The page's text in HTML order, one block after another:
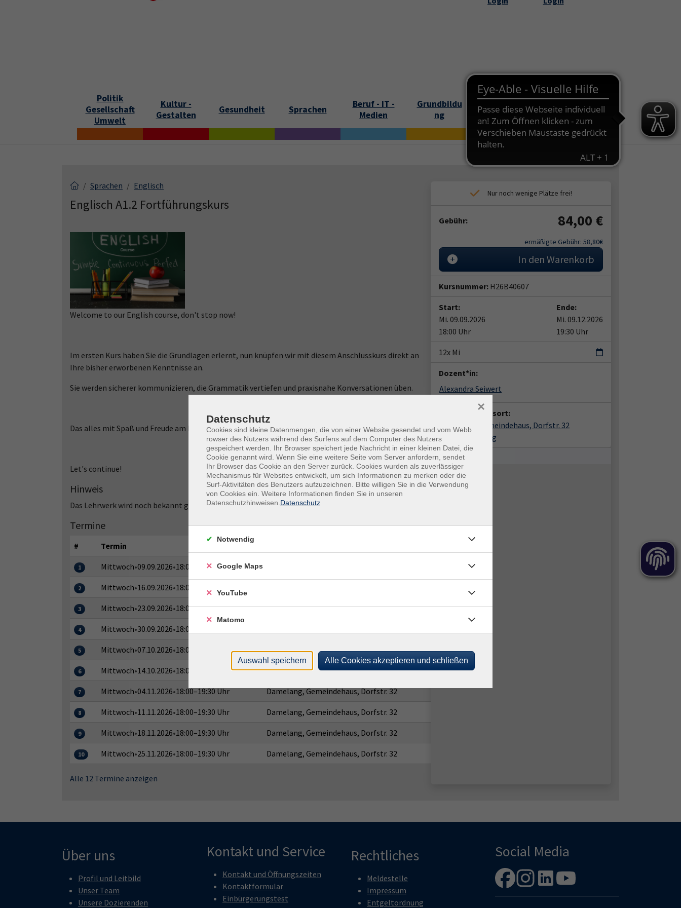
Politik
Gesellschaft
Umwelt
Kultur -
Gestalten
Gesundheit Sprachen
Beruf - IT -
Medien
Grundbildu
ng
Online
Bildungszei
t
Sprachen Englisch
Englisch A1.2 Fortführungskurs
Welcome to our English course, don't stop now!
Im ersten Kurs haben Sie die Grundlagen erlernt, nun knüpfen wir mit diesem Anschlusskurs direkt an
Ihre bisher erworbenen Kenntnisse an.
Sie werden sicherer kommunizieren, die Grammatik vertiefen und praxisnahe Konversationen üben.
Das alles mit Spaß und Freude am Erlernen der Fremdsprache.
Let's continue!
Hinweis
Das Lehrwerk wird noch bekannt gegeben.
Termine
# Termin
1 Mittwoch•09.09.2026•18:00–19:30 Uhr
2 Mittwoch•16.09.2026•18:00–19:30 Uhr
3 Mittwoch•23.09.2026•18:00–19:30 Uhr Damelang, Gemeindehaus, Dorfstr. 32
4 Mittwoch•30.09.2026•18:00–19:30 Uhr
5 Mittwoch•07.10.2026•18:00–19:30 Uhr Damelang, Gemeindehaus, Dorfstr. 32
6 Mittwoch•14.10.2026•18:00–19:30 Uhr Damelang, Gemeindehaus, Dorfstr. 32
7 Mittwoch•04.11.2026•18:00–19:30 Uhr Damelang, Gemeindehaus, Dorfstr. 32
8 Mittwoch•11.11.2026•18:00–19:30 Uhr Damelang, Gemeindehaus, Dorfstr. 32
9 Mittwoch•18.11.2026•18:00–19:30 Uhr Damelang, Gemeindehaus, Dorfstr. 32
10 Mittwoch•25.11.2026•18:00–19:30 Uhr Damelang, Gemeindehaus, Dorfstr. 32
Alle 12 Termine anzeigen
Gebühr: 84,00 €
ermäßigte Gebühr: 58,80€
In den Warenkorb
Kursnummer: H26B40607
Start:
Mi. 09.09.2026
18:00 Uhr
Ende:
Mi. 09.12.2026
19:30 Uhr
12x Mi
Dozent*in:
Alexandra Seiwert
Veranstaltungsort:
Damelang, Gemeindehaus, Dorfstr. 32
14822 Damelang
Über uns
Profil und Leitbild
Unser Team
Unsere Dozierenden
Kontakt und Service
Kontakt und Öffnungszeiten
Kontaktformular
Einbürgerungstest
Rechtliches
Meldestelle
Impressum
Entgeltordnung
Social Media
Datenschutz
Cookies sind kleine Datenmengen, die von einer Website gesendet und vom Webb
rowser des Nutzers während des Surfens auf dem Computer des Nutzers
gespeichert werden. Ihr Browser speichert jede Nachricht in einer kleinen Datei, die
Cookie genannt wird. Wenn Sie eine weitere Seite vom Server anfordern, sendet
Ihr Browser das Cookie an den Server zurück. Cookies wurden als zuverlässiger
Mechanismus für Websites entwickelt, um sich Informationen zu merken oder die
Surf-Aktivitäten des Benutzers aufzuzeichnen. Bitte willigen Sie in die Verwendung
von Cookies ein. Weitere Informationen finden Sie in unseren
Datenschutzhinweisen. Datenschutz
×
Notwendig
Google Maps
YouTube
Matomo
Auswahl speichern Alle Cookies akzeptieren und schließen